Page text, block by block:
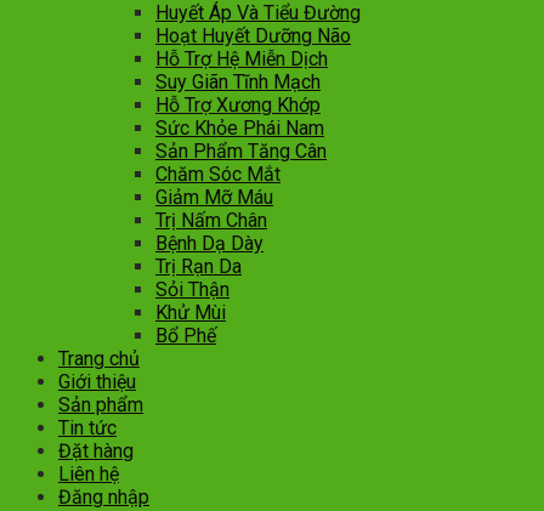
Huyết Áp Và Tiểu Đường
Hoạt Huyết Dưỡng Não
Hỗ Trợ Hệ Miễn Dịch
Suy Giãn Tĩnh Mạch
Hỗ Trợ Xương Khớp
Sức Khỏe Phái Nam
Sản Phẩm Tăng Cân
Chăm Sóc Mắt
Giảm Mỡ Máu
Trị Nấm Chân
Bệnh Dạ Dày
Trị Rạn Da
Sỏi Thận
Khử Mùi
Bổ Phế
Trang chủ
Giới thiệu
Sản phẩm
Tin tức
Đặt hàng
Liên hệ
Đăng nhập